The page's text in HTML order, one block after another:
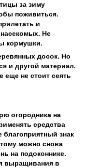
за зиму
поживиться.
и
Не
кормушки.
досок. Но
и другой материал.
еще не стоит сеять
огородника на
средства
знак
можно снова
на подоконнике.
выращивания в